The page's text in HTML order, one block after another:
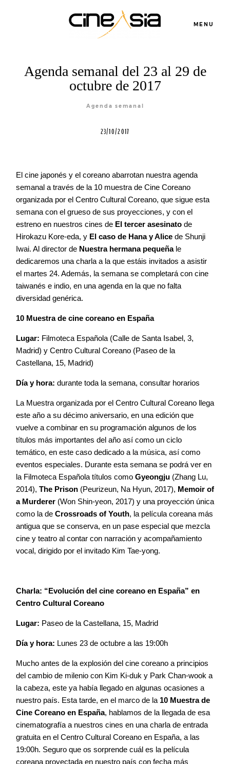
MENU
Agenda semanal del 23 al 29 de
octubre de 2017
Agenda semanal
23/10/2017
El cine japonés y el coreano abarrotan nuestra agenda
semanal a través de la 10 muestra de Cine Coreano
organizada por el Centro Cultural Coreano, que sigue esta
semana con el grueso de sus proyecciones, y con el
estreno en nuestros cines de El tercer asesinato de
Hirokazu Kore-eda, y El caso de Hana y Alice de Shunji
Iwai. Al director de Nuestra hermana pequeñale
dedicaremos una charla a la que estáis invitados a asistir
el martes 24. Además, la semana se completará con cine
taiwanés e indio, en una agenda en la que no falta
diversidad genérica.
10 Muestra de cine coreano en España
Lugar: Filmoteca Española (Calle de Santa Isabel, 3,
Madrid) y Centro Cultural Coreano (Paseo de la
Castellana, 15, Madrid)
Día y hora: durante toda la semana, consultar horarios
La Muestra organizada por el Centro Cultural Coreano llega
este año a su décimo aniversario, en una edición que
vuelve a combinar en su programación algunos de los
títulos más importantes del año así como un ciclo
temático, en este caso dedicado a la música, así como
eventos especiales. Durante esta semana se podrá ver en
la Filmoteca Española títulos como Gyeongju (Zhang Lu,
2014), The Prison (Peurizeun, Na Hyun, 2017), Memoir of
a Murderer (Won Shin-yeon, 2017) y una proyección única
como la de Crossroads of Youth, la película coreana más
antigua que se conserva, en un pase especial que mezcla
cine y teatro al contar con narración y acompañamiento
vocal, dirigido por el invitado Kim Tae-yong.
Charla: “Evolución del cine coreano en España” en
Centro Cultural Coreano
Lugar: Paseo de la Castellana, 15, Madrid
Día y hora: Lunes 23 de octubre a las 19:00h
Mucho antes de la explosión del cine coreano a principios
del cambio de milenio con Kim Ki-duk y Park Chan-wook a
la cabeza, este ya había llegado en algunas ocasiones a
nuestro país. Esta tarde, en el marco de la 10 Muestra de
Cine Coreano en España, hablamos de la llegada de esa
cinematografía a nuestros cines en una charla de entrada
gratuita en el Centro Cultural Coreano en España, a las
19:00h. Seguro que os sorprende cuál es la película
coreana proyectada en nuestro país con fecha más
Servicios
Cursos
Equipo
Blog
Agenda
Contacto
©2026 COPYRIGHT FLOTHEMES